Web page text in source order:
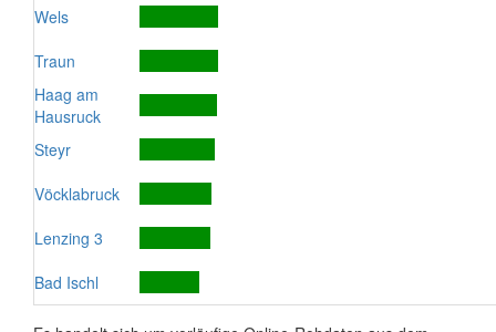
Wels
Traun
Haag am
Hausruck
Steyr
Vöcklabruck
Lenzing 3
Bad Ischl